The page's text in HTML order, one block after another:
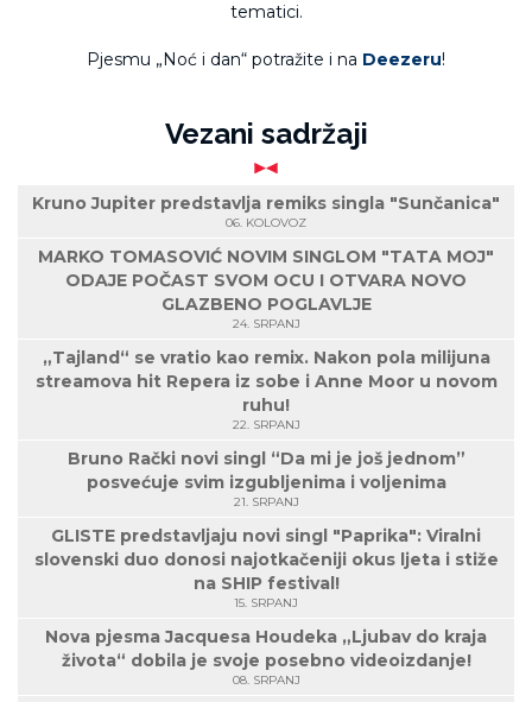
tematici.
Pjesmu „Noć i dan“ potražite i na Deezeru!
Vezani sadržaji
Kruno Jupiter predstavlja remiks singla "Sunčanica"
06. KOLOVOZ
MARKO TOMASOVIĆ NOVIM SINGLOM "TATA MOJ"
ODAJE POČAST SVOM OCU I OTVARA NOVO
GLAZBENO POGLAVLJE
24. SRPANJ
„Tajland“ se vratio kao remix. Nakon pola milijuna
streamova hit Repera iz sobe i Anne Moor u novom
ruhu!
22. SRPANJ
Bruno Rački novi singl “Da mi je još jednom”
posvećuje svim izgubljenima i voljenima
21. SRPANJ
GLISTE predstavljaju novi singl "Paprika": Viralni
slovenski duo donosi najotkačeniji okus ljeta i stiže
na SHIP festival!
15. SRPANJ
Nova pjesma Jacquesa Houdeka „Ljubav do kraja
života“ dobila je svoje posebno videoizdanje!
08. SRPANJ